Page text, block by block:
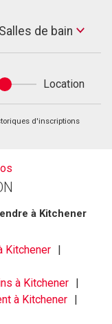
Salles
Salles de bain
location
Location
d'inscriptions
à Kitchener
Kitchener
à Kitchener
à Kitchener